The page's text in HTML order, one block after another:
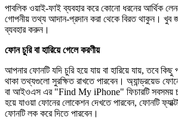
পাবলিক ওয়াই-ফাই ব্যবহার করে কোনো ধরনের আর্থিক
গোপনীয় তথ্য আদান-প্রদান করা থেকে বিরত থাকুন।
ব্যবহার করুন।
ফোন চুরি বা হারিয়ে গেলে করণীয়
আপনার ফোনটি যদি চুরি হয়ে যায় বা হারিয়ে যায়, তবে
থাকা তথ্যগুলো সুরক্ষিত রাখতে পারবেন। অ্যান্ড্রয়েড
বা আইওএস এর "Find My iPhone" ফিচারটি সবসময়
হয়ে যাওয়া ফোনের লোকেশন দেখতে পারবেন, ফোনটি
ফোনটি লক করে দিতে পারবেন।